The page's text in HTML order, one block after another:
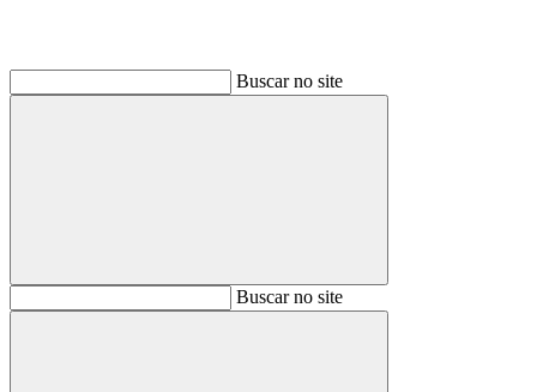
Buscar no site
BuscarBuscar no site